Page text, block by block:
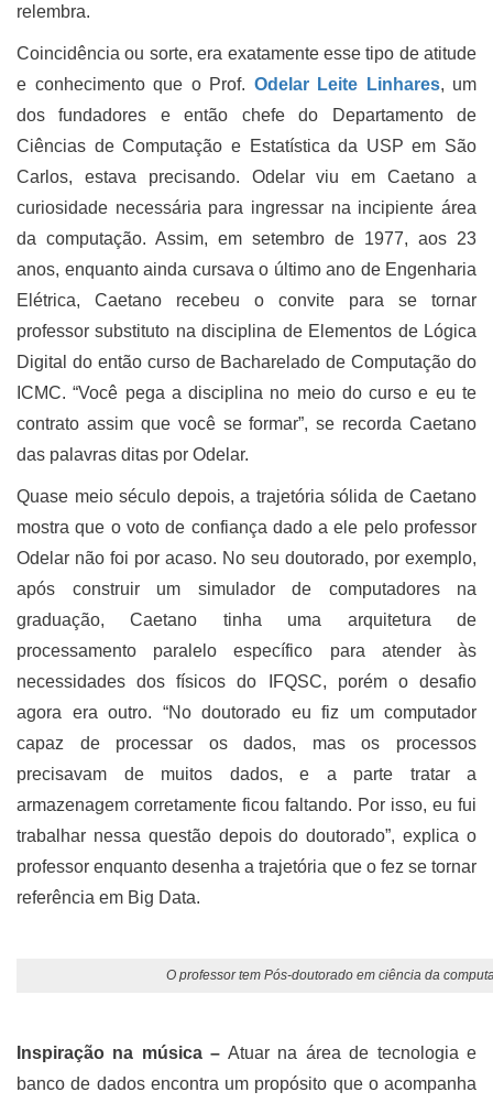
relembra.
Coincidência ou sorte, era exatamente esse tipo de atitude
e conhecimento que o Prof. Odelar Leite Linhares, um
dos fundadores e então chefe do Departamento de
Ciências de Computação e Estatística da USP em São
Carlos, estava precisando. Odelar viu em Caetano a
curiosidade necessária para ingressar na incipiente área
da computação. Assim, em setembro de 1977, aos 23
anos, enquanto ainda cursava o último ano de Engenharia
Elétrica, Caetano recebeu o convite para se tornar
professor substituto na disciplina de Elementos de Lógica
Digital do então curso de Bacharelado de Computação do
ICMC. “Você pega a disciplina no meio do curso e eu te
contrato assim que você se formar”, se recorda Caetano
das palavras ditas por Odelar.
Quase meio século depois, a trajetória sólida de Caetano
mostra que o voto de confiança dado a ele pelo professor
Odelar não foi por acaso. No seu doutorado, por exemplo,
após construir um simulador de computadores na
graduação, Caetano tinha uma arquitetura de
processamento paralelo específico para atender às
necessidades dos físicos do IFQSC, porém o desafio
agora era outro. “No doutorado eu fiz um computador
capaz de processar os dados, mas os processos
precisavam de muitos dados, e a parte tratar a
armazenagem corretamente ficou faltando. Por isso, eu fui
trabalhar nessa questão depois do doutorado”, explica o
professor enquanto desenha a trajetória que o fez se tornar
referência em Big Data.
O professor tem Pós-doutorado em ciência da
Inspiração na música – Atuar na área de tecnologia e
banco de dados encontra um propósito que o acompanha